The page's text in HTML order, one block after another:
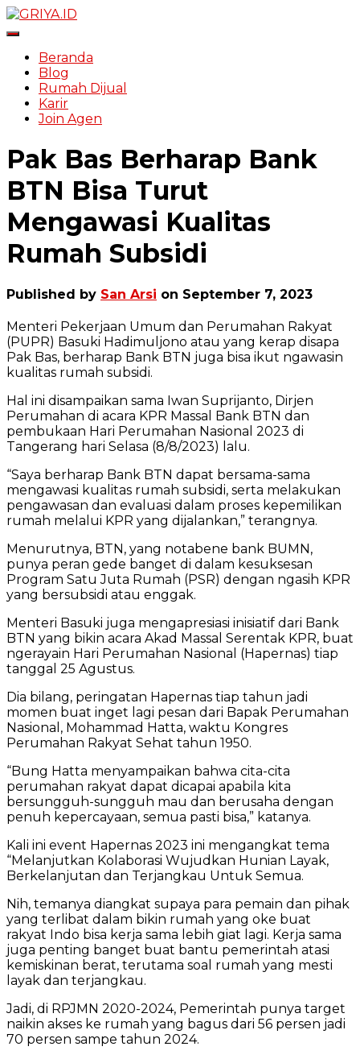
Toggle Navigation
Beranda
Blog
Rumah Dijual
Karir
Join Agen
Pak Bas Berharap Bank
BTN Bisa Turut
Mengawasi Kualitas
Rumah Subsidi
Published by San Arsi on September 7, 2023
Menteri Pekerjaan Umum dan Perumahan Rakyat
(PUPR) Basuki Hadimuljono atau yang kerap disapa
Pak Bas, berharap Bank BTN juga bisa ikut ngawasin
kualitas rumah subsidi.
Hal ini disampaikan sama Iwan Suprijanto, Dirjen
Perumahan di acara KPR Massal Bank BTN dan
pembukaan Hari Perumahan Nasional 2023 di
Tangerang hari Selasa (8/8/2023) lalu.
“Saya berharap Bank BTN dapat bersama-sama
mengawasi kualitas rumah subsidi, serta melakukan
pengawasan dan evaluasi dalam proses kepemilikan
rumah melalui KPR yang dijalankan,” terangnya.
Menurutnya, BTN, yang notabene bank BUMN,
punya peran gede banget di dalam kesuksesan
Program Satu Juta Rumah (PSR) dengan ngasih KPR
yang bersubsidi atau enggak.
Menteri Basuki juga mengapresiasi inisiatif dari Bank
BTN yang bikin acara Akad Massal Serentak KPR, buat
ngerayain Hari Perumahan Nasional (Hapernas) tiap
tanggal 25 Agustus.
Dia bilang, peringatan Hapernas tiap tahun jadi
momen buat inget lagi pesan dari Bapak Perumahan
Nasional, Mohammad Hatta, waktu Kongres
Perumahan Rakyat Sehat tahun 1950.
“Bung Hatta menyampaikan bahwa cita-cita
perumahan rakyat dapat dicapai apabila kita
bersungguh-sungguh mau dan berusaha dengan
penuh kepercayaan, semua pasti bisa,” katanya.
Kali ini event Hapernas 2023 ini mengangkat tema
“Melanjutkan Kolaborasi Wujudkan Hunian Layak,
Berkelanjutan dan Terjangkau Untuk Semua.
Nih, temanya diangkat supaya para pemain dan pihak
yang terlibat dalam bikin rumah yang oke buat
rakyat Indo bisa kerja sama lebih giat lagi. Kerja sama
juga penting banget buat bantu pemerintah atasi
kemiskinan berat, terutama soal rumah yang mesti
layak dan terjangkau.
Jadi, di RPJMN 2020-2024, Pemerintah punya target
naikin akses ke rumah yang bagus dari 56 persen jadi
70 persen sampe tahun 2024.